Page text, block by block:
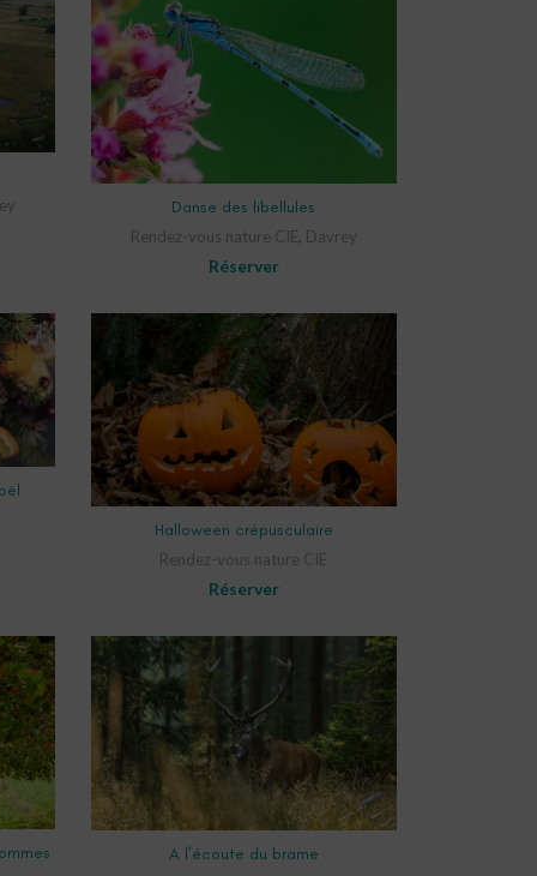
SELECT OPTIONS
Danse des libellules
Rendez-vous nature CIE, Davrey
Réserver
SELECT OPTIONS
Halloween crépusculaire
Rendez-vous nature CIE
Réserver
SELECT OPTIONS
A l’écoute du brame